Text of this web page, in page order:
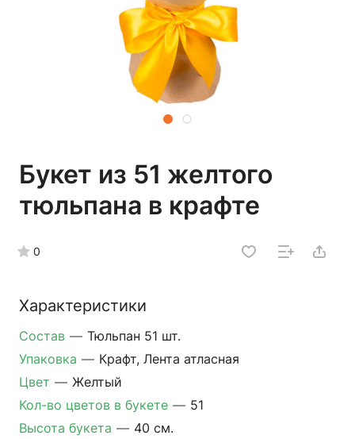
Букет из 51 желтого
тюльпана в крафте
0
Характеристики
Состав — Тюльпан 51 шт.
Упаковка — Крафт, Лента атласная
Цвет — Желтый
Кол-во цветов в букете — 51
Высота букета — 40 см.